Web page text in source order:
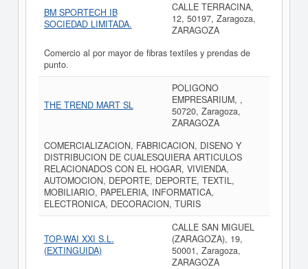
BM SPORTECH IB
SOCIEDAD LIMITADA.
CALLE TERRACINA,
12, 50197, Zaragoza,
ZARAGOZA
Comercio al por mayor de fibras textiles y prendas de
punto.
THE TREND MART SL
POLIGONO
EMPRESARIUM, ,
50720, Zaragoza,
ZARAGOZA
COMERCIALIZACION, FABRICACION, DISENO Y
DISTRIBUCION DE CUALESQUIERA ARTICULOS
RELACIONADOS CON EL HOGAR, VIVIENDA,
AUTOMOCION, DEPORTE, DEPORTE, TEXTIL,
MOBILIARIO, PAPELERIA, INFORMATICA,
ELECTRONICA, DECORACION, TURIS
TOP-WAI XXI S.L.
(EXTINGUIDA)
CALLE SAN MIGUEL
(ZARAGOZA), 19,
50001, Zaragoza,
ZARAGOZA